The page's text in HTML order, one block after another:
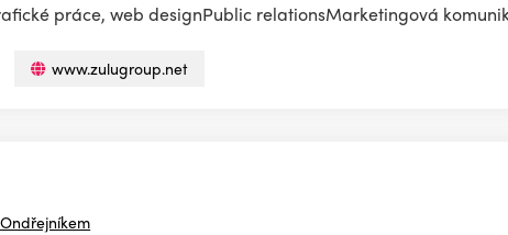
práce, web designPublic relationsMarketingová
www.zulugroup.net